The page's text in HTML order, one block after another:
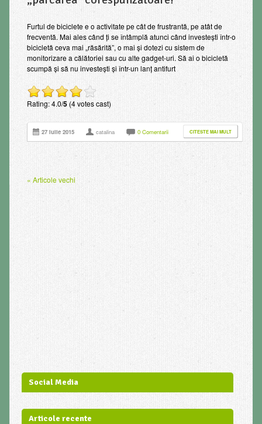
Furtul de biciclete e o activitate pe cât de frustrantă, pe atât de
frecventă. Mai ales când ţi se întâmplă atunci când investeşti într-o
bicicletă ceva mai „răsărită”, o mai şi dotezi cu sistem de
monitorizare a călătoriei sau cu alte gadget-uri. Să ai o bicicletă
scumpă şi să nu investeşti şi într-un lanţ antifurt
Rating: 4.0/5(4 votes cast)
27 iulie 2015 catalina 0 Comentarii CITESTE MAI MULT
« Articole vechi
Social Media
Articole recente